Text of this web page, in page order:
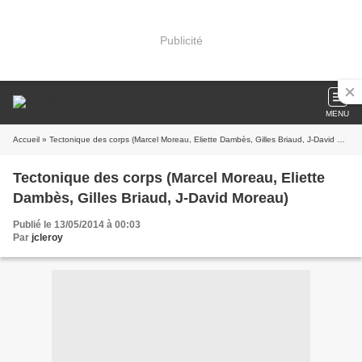
Publicité
MENU
Accueil » Tectonique des corps (Marcel Moreau, Eliette Dambès, Gilles Briaud, J-David Moreau)
Tectonique des corps (Marcel Moreau, Eliette
Dambès, Gilles Briaud, J-David Moreau)
Publié le 13/05/2014 à 00:03
Par jcleroy